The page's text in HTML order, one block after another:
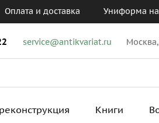
Оплата и доставка Униформа на
service@antikvariat.ru
Книги